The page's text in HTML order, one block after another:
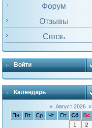
Форум
Отзывы
Связь
Войти
Календарь
« Август 2026 »
Пн
Вт Ср Чт Пт Сб
Вс
1
2